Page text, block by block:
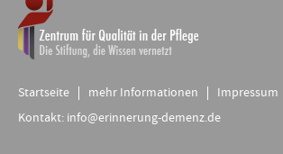
Startseite mehr Informationen
Impressum
Kontakt: info@erinnerung-demenz.de